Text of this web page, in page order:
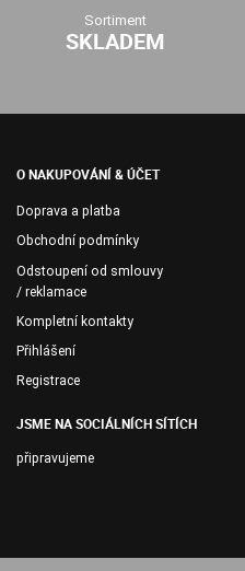
Sortiment
SKLADEM
O NAKUPOVÁNÍ & ÚČET
Doprava a platba
Obchodní podmínky
Odstoupení od smlouvy
/ reklamace
Kompletní kontakty
Přihlášení
Registrace
JSME NA SOCIÁLNÍCH SÍTÍCH
připravujeme